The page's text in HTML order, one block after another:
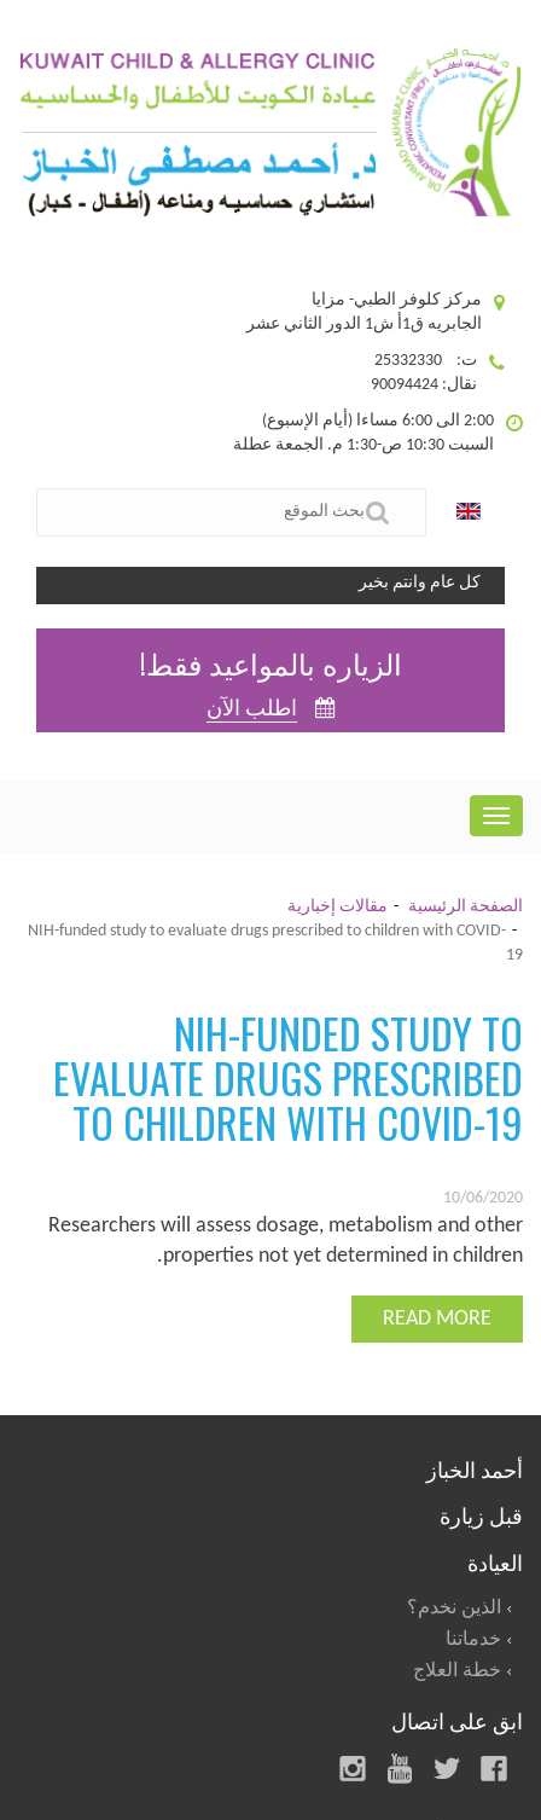
مركز كلوفر الطبي- مزايا
الجابريه ق1أ ش1 الدور الثاني عشر
ت: 25332330
نقال: 90094424
2:00 الى 6:00 مساءا (أيام الإسبوع)
السبت 10:30 ص-1:30 م. الجمعة عطلة
كل عام وانتم بخير
الزياره بالمواعيد فقط!
اطلب الآن
الصفحة الرئيسية
مقالات إخبارية
NIH-funded study to evaluate drugs prescribed to children with COVID-
19
NIH-FUNDED STUDY TO
EVALUATE DRUGS PRESCRIBED
TO CHILDREN WITH COVID-19
10/06/2020
Researchers will assess dosage, metabolism and other
properties not yet determined in children.
READ MORE
أحمد الخباز
قبل زيارة
العيادة
الذين نخدم؟
خدماتنا
خطة العلاج
ابق على اتصال